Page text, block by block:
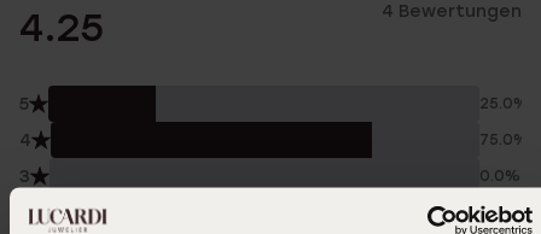
4.25 4 Bewertungen
5 25.0%
4 75.0%
3 0.0%
2 0.0%